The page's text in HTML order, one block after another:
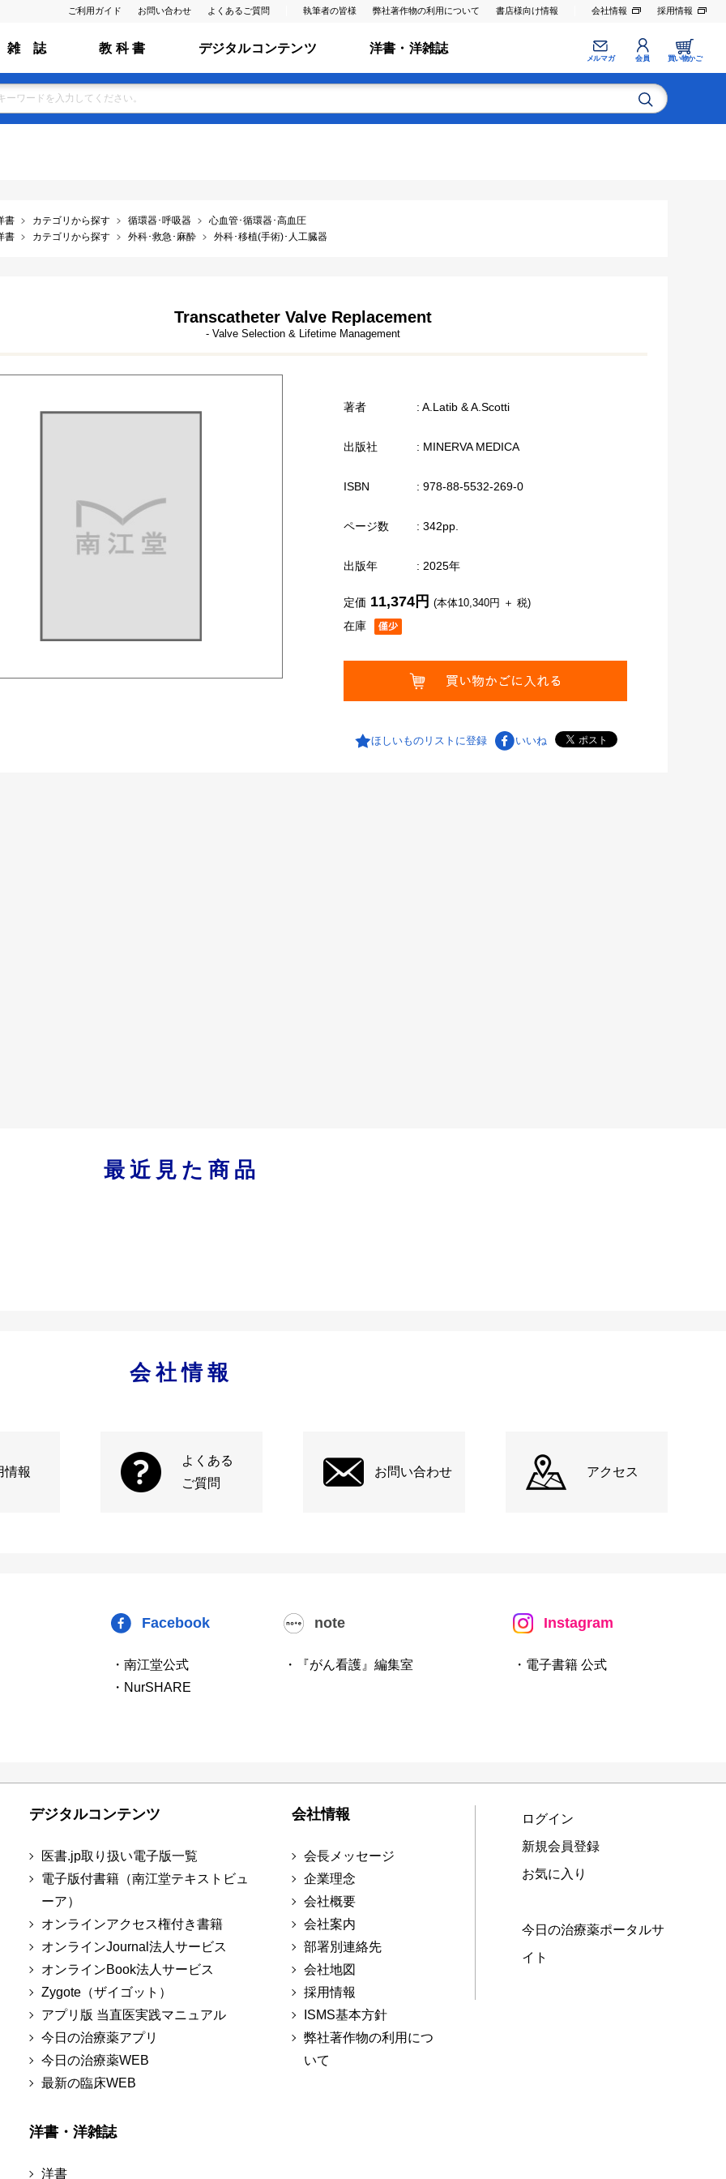
ご利用ガイド お問い合わせ よくあるご質問 執筆者の皆様 弊社著作物の利用について 書店様向け情報 会社情報 採用情報
雑 誌 教 科 書 デジタルコンテンツ 洋書・洋雑誌
メルマガ 会員 買い物かご
書 カテゴリから探す 循環器･呼吸器
心血管･循環器･高血圧
書
カテゴリから探す 外科･救急･麻酔 外科･移植(手術)･人工臓器
Transcatheter Valve Replacement
- Valve Selection & Lifetime Management
著者 : A.Latib & A.Scotti
出版社 : MINERVA MEDICA
ISBN : 978-88-5532-269-0
ページ数 : 342pp.
出版年 : 2025年
在庫
定価 11,374円 (本体10,340円 ＋ 税)
ほしいものリストに登録 いいね
最近見た商品
会社情報
情報
よくある
ご質問
お問い合わせ アクセス
Facebook
・南江堂公式
・NurSHARE
note
・『がん看護』編集室
Instagram
・電子書籍 公式
デジタルコンテンツ
医書.jp取り扱い電子版一覧
電子版付書籍（南江堂テキストビュ
ーア）
オンラインアクセス権付き書籍
オンラインJournal法人サービス
オンラインBook法人サービス
Zygote（ザイゴット）
アプリ版 当直医実践マニュアル
今日の治療薬アプリ
今日の治療薬WEB
最新の臨床WEB
洋書・洋雑誌
洋書
会社情報
会長メッセージ
企業理念
会社概要
会社案内
部署別連絡先
会社地図
採用情報
ISMS基本方針
弊社著作物の利用につ
いて
ログイン
新規会員登録
お気に入り
今日の治療薬ポータルサ
イト